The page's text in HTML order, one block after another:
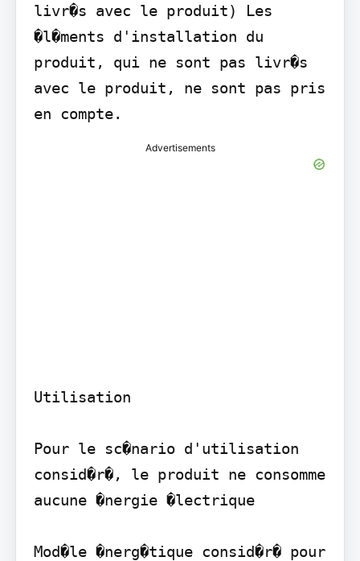
livr�s avec le produit) Les
�l�ments d'installation du
produit, qui ne sont pas livr�s
avec le produit, ne sont pas pris
en compte.
Advertisements
Utilisation
Pour le sc�nario d'utilisation
consid�r�, le produit ne consomme
aucune �nergie �lectrique
Mod�le �nerg�tique consid�r� pour